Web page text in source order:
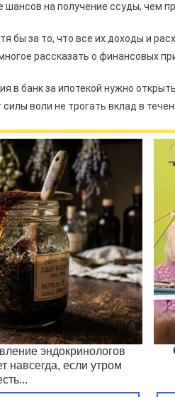
на получение ссуды, чем
бы за то, что все их доходы и
рассказать о финансовых
в банк за ипотекой нужно
силы воли не трогать вклад в
эндокринологов
навсегда, если утром